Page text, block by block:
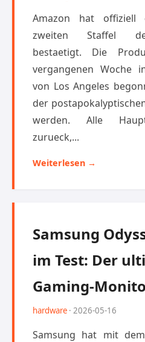
Amazon hat offiziell
zweiten Staffel
bestaetigt. Die
vergangenen Woche
von Los Angeles
der
werden. Alle
zurueck,...
Weiterlesen →
Samsung
im Test: Der
Gaming-
hardware · 2026-05-16
Samsung hat mit